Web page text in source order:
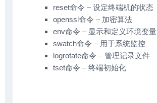
reset命令 – 设定终端机的状态
openssl命令 – 加密算法
env命令 – 显示和定义环境变量
swatch命令 – 用于系统监控
logrotate命令 – 管理记录文件
tset命令 – 终端初始化